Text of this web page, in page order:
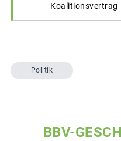
Koalitionsvertrag
Politik
BBV-